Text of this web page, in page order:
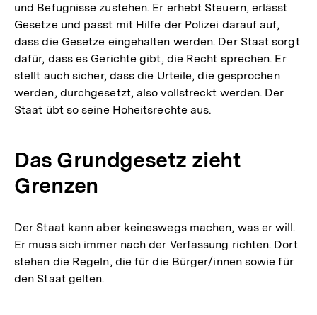
und Befugnisse zustehen. Er erhebt Steuern, erlässt
Gesetze und passt mit Hilfe der Polizei darauf auf,
dass die Gesetze eingehalten werden. Der Staat sorgt
dafür, dass es Gerichte gibt, die Recht sprechen. Er
stellt auch sicher, dass die Urteile, die gesprochen
werden, durchgesetzt, also vollstreckt werden. Der
Staat übt so seine Hoheitsrechte aus.
Das Grundgesetz zieht
Grenzen
Der Staat kann aber keineswegs machen, was er will.
Er muss sich immer nach der Verfassung richten. Dort
stehen die Regeln, die für die Bürger/innen sowie für
den Staat gelten.